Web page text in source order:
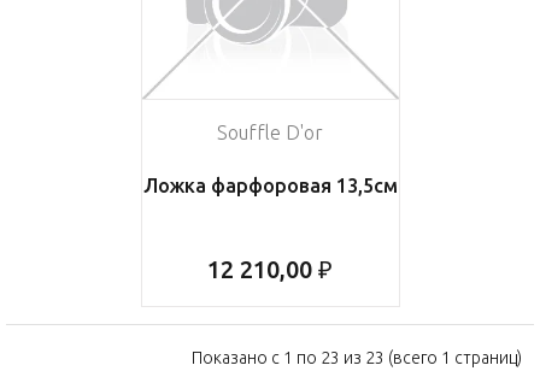
Souffle D'or
Ложка фарфоровая 13,5см
12 210,00 ₽
Показано с 1 по 23 из 23 (всего 1 страниц)